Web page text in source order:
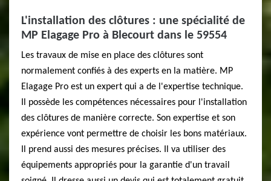
L'installation des clôtures : une spécialité de
MP Elagage Pro à Blecourt dans le 59554
Les travaux de mise en place des clôtures sont
normalement confiés à des experts en la matière. MP
Elagage Pro est un expert qui a de l'expertise technique.
Il possède les compétences nécessaires pour l'installation
des clôtures de manière correcte. Son expertise et son
expérience vont permettre de choisir les bons matériaux.
Il prend aussi des mesures précises. Il va utiliser des
équipements appropriés pour la garantie d'un travail